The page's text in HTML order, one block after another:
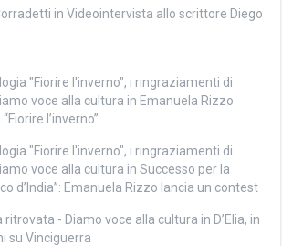
in Videointervista allo scrittore Diego
"Fiorire l'inverno", i ringraziamenti di
voce alla cultura in Emanuela Rizzo
l’inverno”
"Fiorire l'inverno", i ringraziamenti di
voce alla cultura in Successo per la
d’India”: Emanuela Rizzo lancia un contest
ritrovata - Diamo voce alla cultura in D’Elia, in
su Vinciguerra